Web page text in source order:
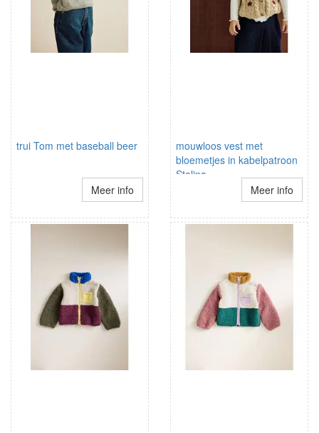
trui Tom met baseball beer
Meer info
mouwloos vest met
bloemetjes in kabelpatroon
Stelina
Meer info